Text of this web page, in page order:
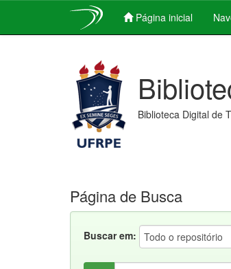
Página inicial
Biblioteca Digital de
Página de Busca
Buscar em: